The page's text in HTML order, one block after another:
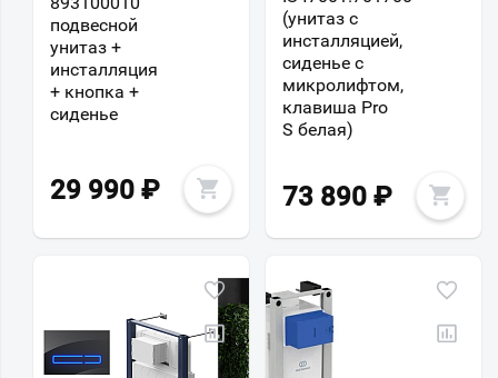
подвесной
унитаз +
инсталляция
+ кнопка +
сиденье
29 990 ₽
(унитаз с
инсталляцией,
сиденье с
микролифтом,
клавиша Pro
S белая)
73 890 ₽